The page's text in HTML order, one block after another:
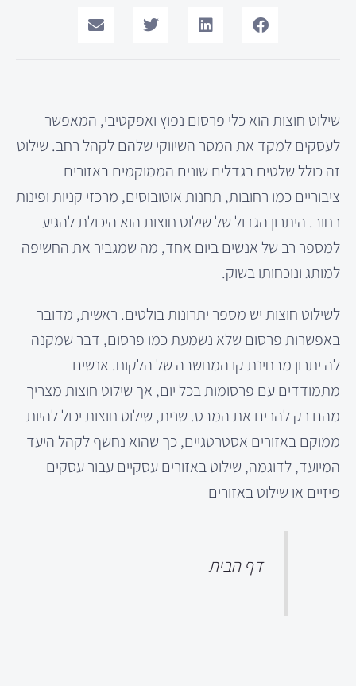
שילוט חוצות הוא כלי פרסום נפוץ ואפקטיבי, המאפשר
לעסקים למקד את המסר השיווקי שלהם לקהל רחב. שילוט
זה כולל שלטים בגדלים שונים הממוקמים באזורים
ציבוריים כמו רחובות, תחנות אוטובוסים, מרכזי קניות ופינות
רחוב. היתרון הגדול של שילוט חוצות הוא היכולת להגיע
למספר רב של אנשים ביום אחד, מה שמגביר את החשיפה
למותג ונוכחותו בשוק.
לשילוט חוצות יש מספר יתרונות בולטים. ראשית, מדובר
באפשרות פרסום שלא נשמעת כמו פרסום, דבר שמקנה
לה יתרון מבחינת קו המחשבה של הלקוח. אנשים
מתמודדים עם פרסומות בכל יום, אך שילוט חוצות מצריך
מהם רק להרים את המבט. שנית, שילוט חוצות יכול להיות
ממוקם באזורים אסטרטגיים, כך שהוא נחשף לקהל היעד
המיועד, לדוגמה, שילוט באזורים עסקיים עבור עסקים
פיזיים או שילוט באזורים
דף הבית